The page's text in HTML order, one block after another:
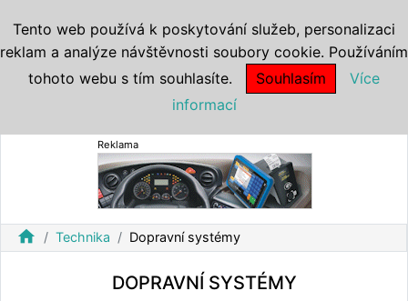
Reklama
home Technika Dopravní systémy
DOPRAVNÍ SYSTÉMY
Tento web používá k poskytování služeb, personalizaci
reklam a analýze návštěvnosti soubory cookie. Používáním
tohoto webu s tím souhlasíte.
Souhlasím
Více
informací